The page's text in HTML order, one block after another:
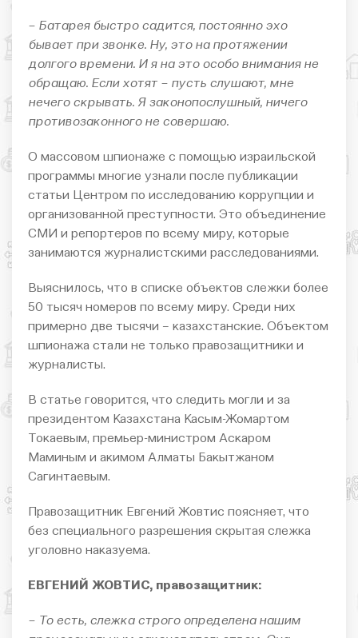
– Батарея быстро садится, постоянно эхо
бывает при звонке. Ну, это на протяжении
долгого времени. И я на это особо внимания не
обращаю. Если хотят – пусть слушают, мне
нечего скрывать. Я законопослушный, ничего
противозаконного не совершаю.
О массовом шпионаже с помощью израильской
программы многие узнали после публикации
статьи Центром по исследованию коррупции и
организованной преступности. Это объединение
СМИ и репортеров по всему миру, которые
занимаются журналистскими расследованиями.
Выяснилось, что в списке объектов слежки более
50 тысяч номеров по всему миру. Среди них
примерно две тысячи – казахстанские. Объектом
шпионажа стали не только правозащитники и
журналисты.
В статье говорится, что следить могли и за
президентом Казахстана Касым-Жомартом
Токаевым, премьер-министром Аскаром
Маминым и акимом Алматы Бакытжаном
Сагинтаевым.
Правозащитник Евгений Жовтис поясняет, что
без специального разрешения скрытая слежка
уголовно наказуема.
ЕВГЕНИЙ ЖОВТИС, правозащитник:
– То есть, слежка строго определена нашим